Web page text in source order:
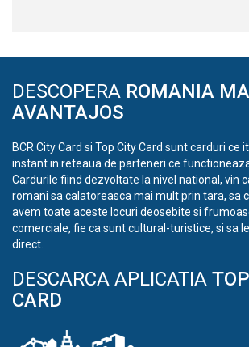
DESCOPERA ROMANIA
AVANTAJOS
BCR City Card si Top City Card sunt carduri ce
instant in reteaua de parteneri ce functioneaza
Cardurile fiind dezvoltate la nivel national, vin
romani sa calatoreasca mai mult prin tara, sa
avem toate aceste locuri deosebite si
comerciale, fie ca sunt cultural-turistice, si sa
direct.
DESCARCA APLICATIA
CARD